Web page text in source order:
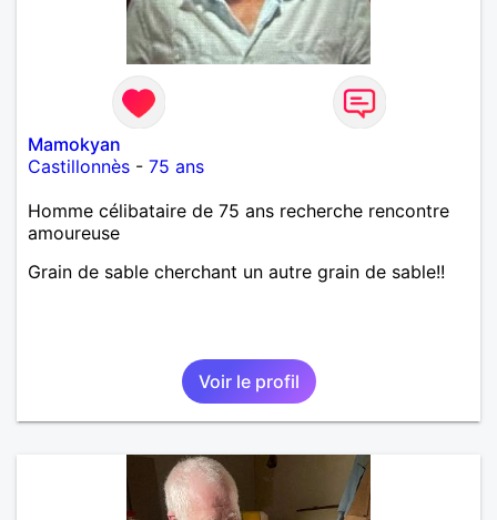
Mamokyan
Castillonnès - 75 ans
Homme célibataire de 75 ans recherche rencontre
amoureuse
Grain de sable cherchant un autre grain de sable!!
Voir le profil